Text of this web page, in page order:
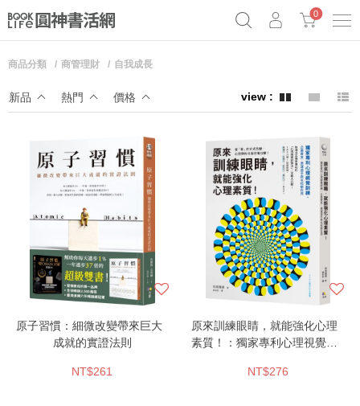
Netflix話題章魚小說！
0
商品分類 商管理財 自我成長
新品 熱門 價格
原子習慣：細微改變帶來巨大
成就的實證法則
NT$261
原來訓練眼睛，就能強化心理
素質！：獨家專利心理視覺訓
校都在用
NT$276